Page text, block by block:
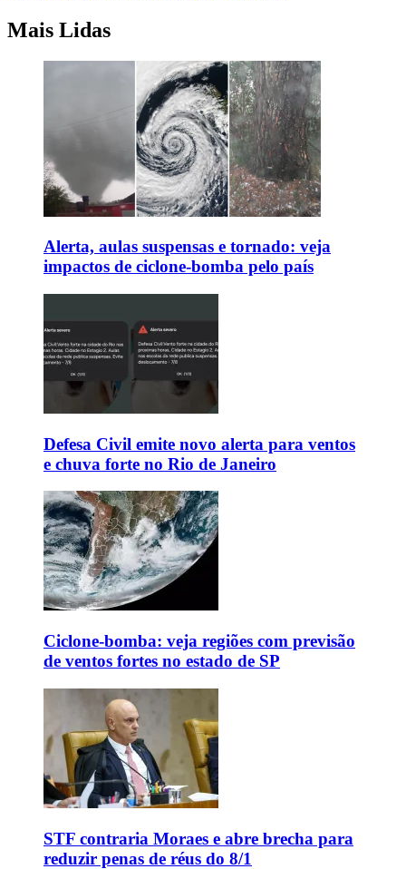
Mais Lidas
Alerta, aulas suspensas e tornado: veja
impactos de ciclone-bomba pelo país
Defesa Civil emite novo alerta para ventos
e chuva forte no Rio de Janeiro
Ciclone-bomba: veja regiões com previsão
de ventos fortes no estado de SP
STF contraria Moraes e abre brecha para
reduzir penas de réus do 8/1